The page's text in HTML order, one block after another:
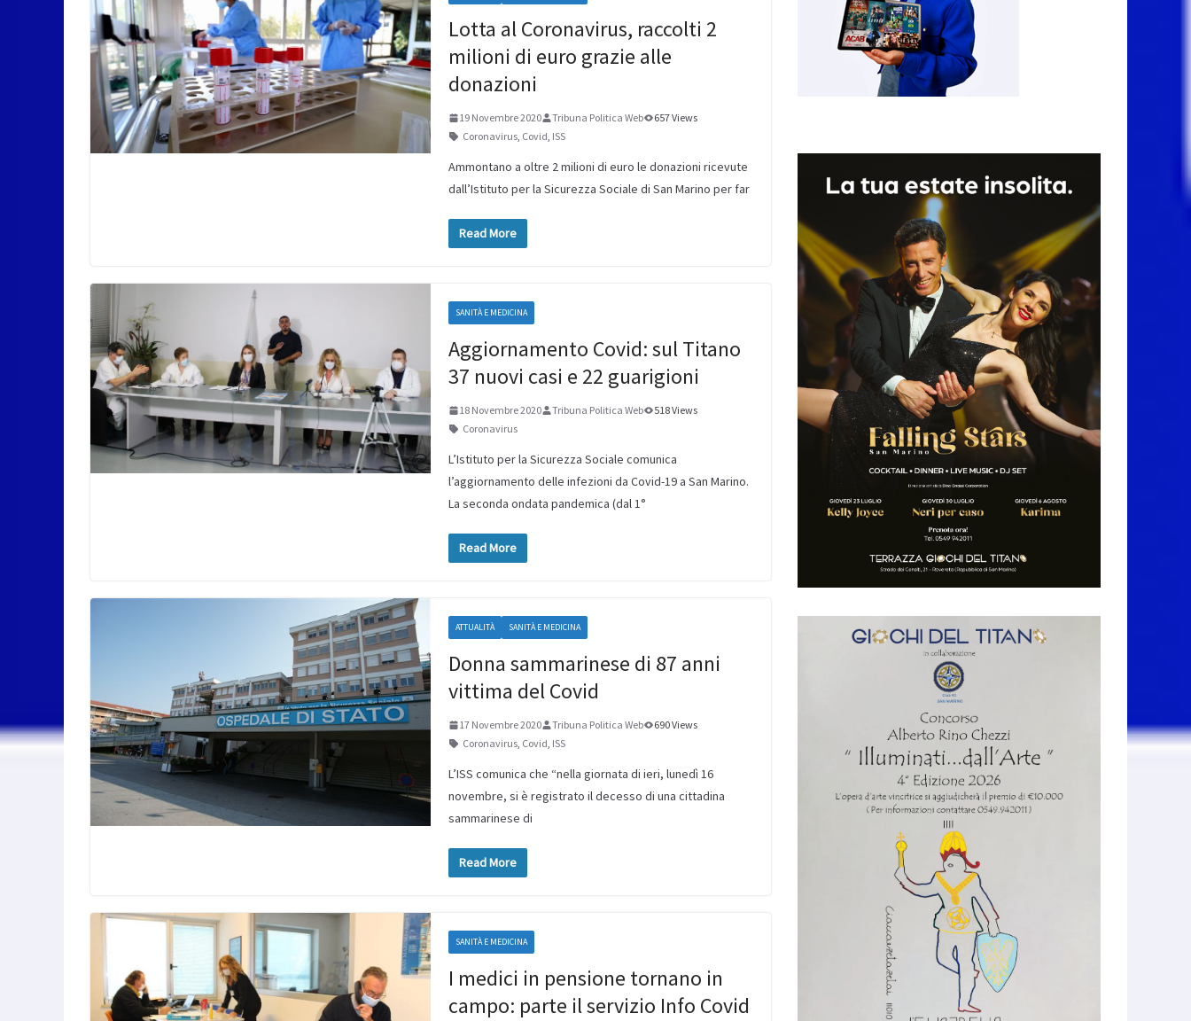
Lotta al Coronavirus, raccolti 2
milioni di euro grazie alle
donazioni
19 Novembre 2020 Tribuna Politica Web
657 Views
Coronavirus, Covid, ISS
Ammontano a oltre 2 milioni di euro le donazioni ricevute
dall’Istituto per la Sicurezza Sociale di San Marino per far
Read More
SANITÀ E MEDICINA
Aggiornamento Covid: sul Titano
37 nuovi casi e 22 guarigioni
18 Novembre 2020 Tribuna Politica Web
518 Views
Coronavirus
L’Istituto per la Sicurezza Sociale comunica
l’aggiornamento delle infezioni da Covid-19 a San Marino.
La seconda ondata pandemica (dal 1°
Read More
ATTUALITÀ SANITÀ E MEDICINA
Donna sammarinese di 87 anni
vittima del Covid
17 Novembre 2020 Tribuna Politica Web
690 Views
Coronavirus, Covid, ISS
L’ISS comunica che “nella giornata di ieri, lunedì 16
novembre, si è registrato il decesso di una cittadina
sammarinese di
Read More
SANITÀ E MEDICINA
I medici in pensione tornano in
campo: parte il servizio Info Covid